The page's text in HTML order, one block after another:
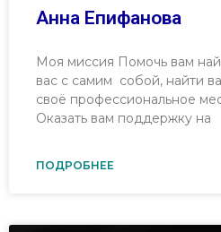
Анна Епифанова
Моя миссия Помочь вам
вас с самим собой, найти
своё профессиональное
Оказать вам поддержку на
ПОДРОБНЕЕ